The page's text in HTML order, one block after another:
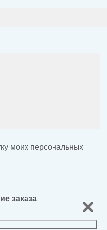
моих персональных
заказа